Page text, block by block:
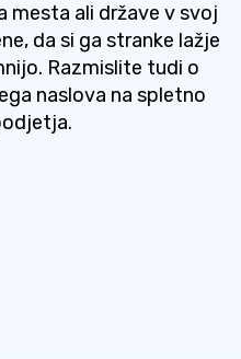
mesta ali države v svoj
da si ga stranke lažje
Razmislite tudi o
naslova na spletno